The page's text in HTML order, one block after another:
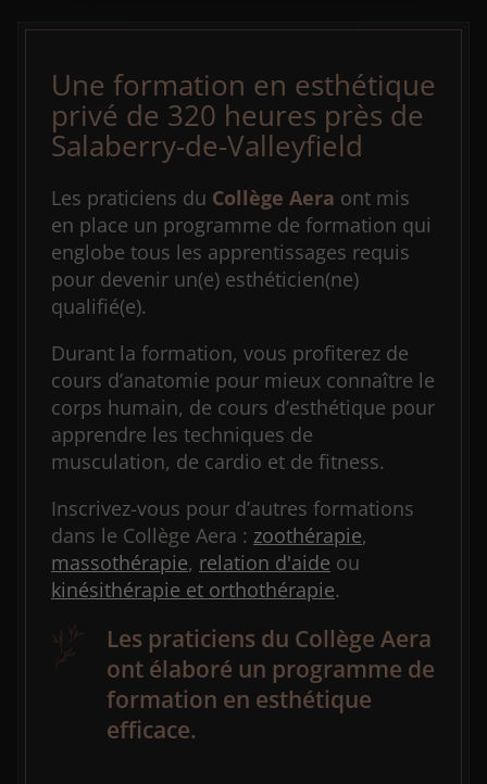
Une formation en esthétique
privé de 320 heures près de
Salaberry-de-Valleyfield
Les praticiens du Collège Aera ont mis
en place un programme de formation qui
englobe tous les apprentissages requis
pour devenir un(e) esthéticien(ne)
qualifié(e).
Durant la formation, vous profiterez de
cours d’anatomie pour mieux connaître le
corps humain, de cours d’esthétique pour
apprendre les techniques de
musculation, de cardio et de fitness.
Inscrivez-vous pour d’autres formations
dans le Collège Aera : zoothérapie,
massothérapie, relation d'aide ou
kinésithérapie et orthothérapie.
Les praticiens du Collège Aera
ont élaboré un programme de
formation en esthétique
efficace.